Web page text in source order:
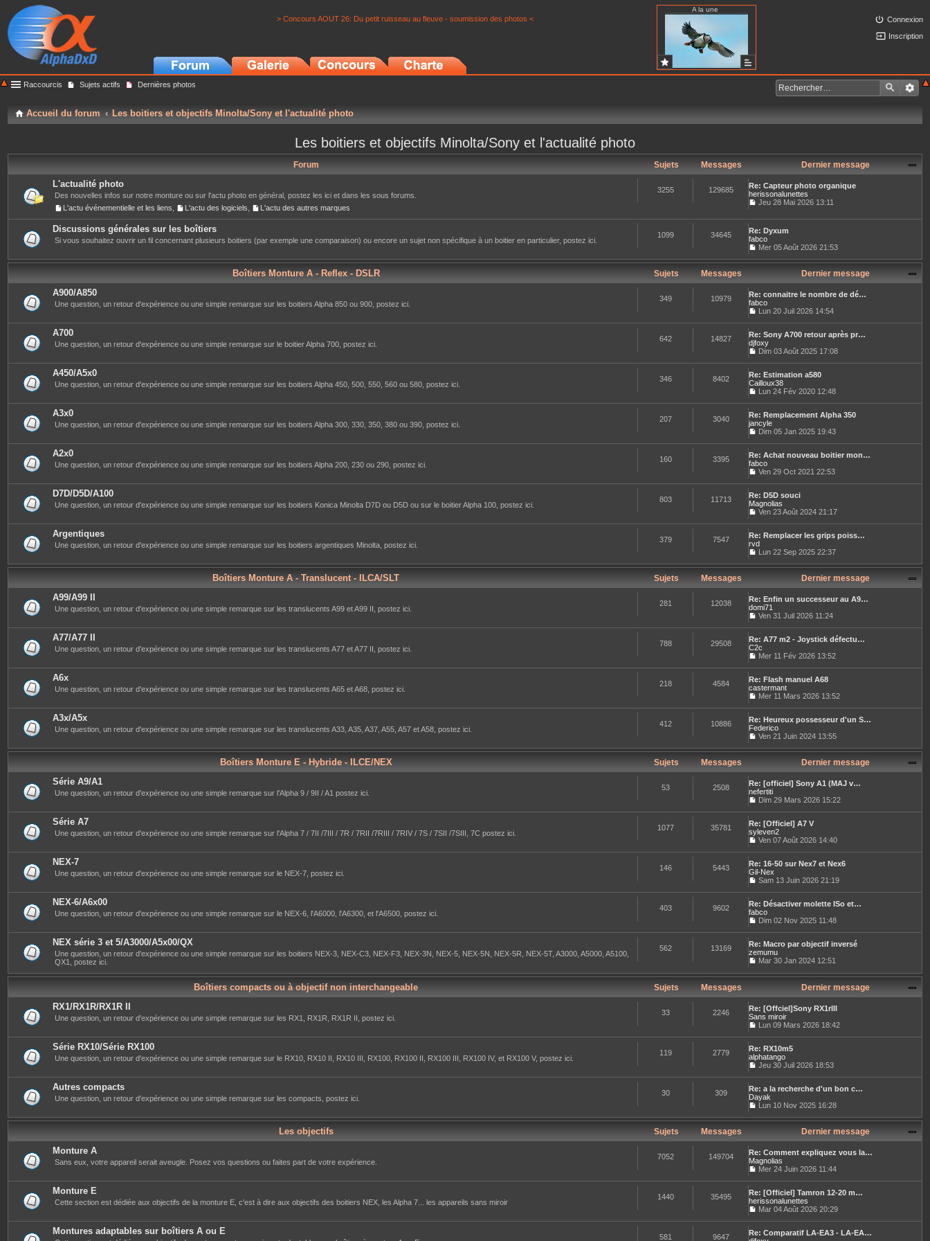
> Concours AOUT 26: Du petit ruisseau au fleuve - soumission des photos <
A la une
Connexion
Inscription
Raccourcis Sujets actifs Dernières photos
Accueil du forum Les boitiers et objectifs Minolta/Sony et l'actualité photo
Les boitiers et objectifs Minolta/Sony et l'actualité photo
Forum Sujets Messages Dernier message
L'actualité photo
Des nouvelles infos sur notre monture ou sur l'actu photo en général, postez les ici et dans les sous forums.
L'actu événementielle et les liens
L'actu des logiciels L'actu des autres marques
3255 129685
Re: Capteur photo organique
herissonalunettes
o
s
u
t
l
e
d
e
n
i
e
s
s
a
Jeu 28 Mai 2026 13:11
Discussions générales sur les boîtiers
Si vous souhaitez ouvrir un fil concernant plusieurs boitiers (par exemple une comparaison) ou encore un sujet non spécifique à un boitier en particulier, postez ici.
1099 34645
Re: Dyxum
fabco
o
l
t
e
e
d
e
r
i
e
m
e
s
s
a
g
e
Mer 05 Août 2026 21:53
Boîtiers Monture A - Reflex - DSLR Sujets Messages Dernier message
A900/A850
Une question, un retour d'expérience ou une simple remarque sur les boitiers Alpha 850 ou 900, postez ici.
349 10979
Re: connaitre le nombre de dé…
fabco
o
n
s
u
e
r
e
r
n
i
r
m
e
s
s
a
g
Lun 20 Juil 2026 14:54
A700
Une question, un retour d'expérience ou une simple remarque sur le boitier Alpha 700, postez ici.
642 14827
Re: Sony A700 retour après pr…
djfoxy
o
n
s
u
e
r
e
r
n
i
r
m
e
s
s
a
g
e
Dim 03 Août 2025 17:08
A450/A5x0
Une question, un retour d'expérience ou une simple remarque sur les boitiers Alpha 450, 500, 550, 560 ou 580, postez ici.
346 8402
Re: Estimation a580
Cailloux38
o
n
s
u
e
r
e
r
n
i
r
m
e
s
g
e
Lun 24 Fév 2020 12:48
A3x0
Une question, un retour d'expérience ou une simple remarque sur les boitiers Alpha 300, 330, 350, 380 ou 390, postez ici.
207 3040
Re: Remplacement Alpha 350
jancyle
o
n
s
u
e
r
e
r
n
i
m
e
s
s
g
e
Dim 05 Jan 2025 19:43
A2x0
Une question, un retour d'expérience ou une simple remarque sur les boitiers Alpha 200, 230 ou 290, postez ici.
160 3395
Re: Achat nouveau boitier mon…
fabco
o
n
s
u
e
r
d
r
i
e
m
e
s
s
a
g
e
Ven 29 Oct 2021 22:53
D7D/D5D/A100
Une question, un retour d'expérience ou une simple remarque sur les boitiers Konica Minolta D7D ou D5D ou sur le boitier Alpha 100, postez ici.
803 11713
Re: D5D souci
Magnolias
o
n
s
u
t
e
d
e
r
i
e
m
e
s
s
a
g
e
Ven 23 Août 2024 21:17
Argentiques
Une question, un retour d'expérience ou une simple remarque sur les boitiers argentiques Minolta, postez ici.
379 7547
Re: Remplacer les grips poiss…
rvd
o
l
t
e
e
d
e
r
i
e
m
e
s
s
g
Lun 22 Sep 2025 22:37
Boîtiers Monture A - Translucent - ILCA/SLT Sujets Messages Dernier message
A99/A99 II
Une question, un retour d'expérience ou une simple remarque sur les translucents A99 et A99 II, postez ici.
281 12038
Re: Enfin un successeur au A9…
domi71
o
n
s
u
e
r
e
r
n
i
m
e
s
s
a
g
e
Ven 31 Juil 2026 11:24
A77/A77 II
Une question, un retour d'expérience ou une simple remarque sur les translucents A77 et A77 II, postez ici.
788 29508
Re: A77 m2 - Joystick défectu…
C2c
o
n
s
u
e
r
d
r
i
e
m
e
s
s
g
e
Mer 11 Fév 2026 13:52
A6x
Une question, un retour d'expérience ou une simple remarque sur les translucents A65 et A68, postez ici.
218 4584
Re: Flash manuel A68
castermant
o
n
s
u
t
e
d
e
r
i
e
m
e
s
s
a
g
e
Mer 11 Mars 2026 13:52
A3x/A5x
Une question, un retour d'expérience ou une simple remarque sur les translucents A33, A35, A37, A55, A57 et A58, postez ici.
412 10886
Re: Heureux possesseur d'un S…
Federico
o
l
t
e
e
d
e
r
i
e
r
m
e
s
s
a
g
e
Ven 21 Juin 2024 13:55
Boîtiers Monture E - Hybride - ILCE/NEX Sujets Messages Dernier message
Série A9/A1
Une question, un retour d'expérience ou une simple remarque sur l'Alpha 9 / 9II / A1 postez ici.
53 2508
Re: [officiel] Sony A1 (MAJ v…
nefertiti
o
n
s
u
e
r
e
r
n
i
r
m
e
s
g
e
Dim 29 Mars 2026 15:22
Série A7
Une question, un retour d'expérience ou une simple remarque sur l'Alpha 7 / 7II /7III / 7R / 7RII /7RIII / 7RIV / 7S / 7SII /7SIII, 7C postez ici.
1077 35781
Re: [Officiel] A7 V
syleven2
o
n
s
u
e
r
e
r
n
i
e
m
s
s
a
g
e
Ven 07 Août 2026 14:40
NEX-7
Une question, un retour d'expérience ou une simple remarque sur le NEX-7, postez ici.
146 5443
Re: 16-50 sur Nex7 et Nex6
Gil-Nex
o
n
s
u
e
r
d
i
e
m
s
s
a
g
e
Sam 13 Juin 2026 21:19
NEX-6/A6x00
Une question, un retour d'expérience ou une simple remarque sur le NEX-6, l'A6000, l'A6300, et l'A6500, postez ici.
403 9602
Re: Désactiver molette ISo et…
fabco
o
n
s
u
t
e
d
e
r
i
e
r
m
s
s
a
g
Dim 02 Nov 2025 11:48
NEX série 3 et 5/A3000/A5x00/QX
Une question, un retour d'expérience ou une simple remarque sur les boitiers NEX-3, NEX-C3, NEX-F3, NEX-3N, NEX-5, NEX-5N, NEX-5R, NEX-5T, A3000, A5000, A5100,
QX1, postez ici.
562 13169
Re: Macro par objectif inversé
zemumu
o
l
t
e
e
d
e
r
i
e
m
s
a
g
e
Mar 30 Jan 2024 12:51
Boîtiers compacts ou à objectif non interchangeable Sujets Messages Dernier message
RX1/RX1R/RX1R II
Une question, un retour d'expérience ou une simple remarque sur les RX1, RX1R, RX1R II, postez ici.
33 2246
Re: [Offciel]Sony RX1rIII
Sans miroir
o
n
s
u
e
r
d
r
i
e
m
e
s
s
a
g
e
Lun 09 Mars 2026 18:42
Série RX10/Série RX100
Une question, un retour d'expérience ou une simple remarque sur le RX10, RX10 II, RX10 III, RX100, RX100 II, RX100 III, RX100 IV, et RX100 V, postez ici.
119 2779
Re: RX10m5
alphatango
o
n
s
u
t
e
d
e
r
i
e
m
e
s
Jeu 30 Juil 2026 18:53
Autres compacts
Une question, un retour d'expérience ou une simple remarque sur les compacts, postez ici.
30 309
Re: a la recherche d'un bon c…
Dayak
o
l
t
e
e
d
e
r
i
Lun 10 Nov 2025 16:28
Les objectifs Sujets Messages Dernier message
Monture A
Sans eux, votre appareil serait aveugle. Posez vos questions ou faites part de votre expérience.
7052 149704
Re: Comment expliquez vous la…
Magnolias
o
n
s
u
e
Mer 24 Juin 2026 11:44
Monture E
Cette section est dédiée aux objectifs de la monture E, c'est à dire aux objectifs des boitiers NEX, les Alpha 7... les appareils sans miroir
1440 35495
Re: [Officiel] Tamron 12-20 m…
herissonalunettes
o
n
Mar 04 Août 2026 20:29
Montures adaptables sur boîtiers A ou E
581 9647
Re: Comparatif LA-EA3 - LA-EA…